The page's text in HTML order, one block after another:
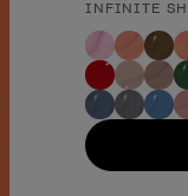
Forma
INFINITE